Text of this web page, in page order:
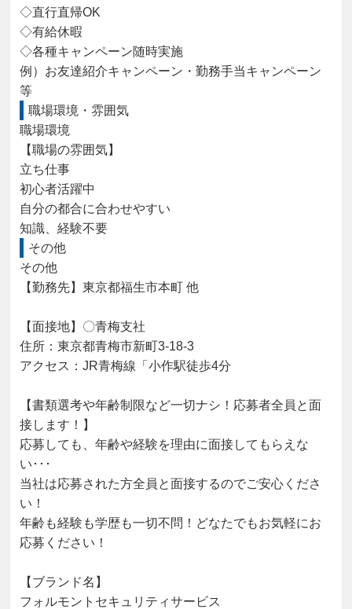
◇直行直帰OK
◇有給休暇
◇各種キャンペーン随時実施
例）お友達紹介キャンペーン・勤務手当キャンペーン
等
職場環境・雰囲気
職場環境
【職場の雰囲気】
立ち仕事
初心者活躍中
自分の都合に合わせやすい
知識、経験不要
その他
その他
【勤務先】東京都福生市本町 他
【面接地】〇青梅支社
住所：東京都青梅市新町3-18-3
アクセス：JR青梅線「小作駅徒歩4分
【書類選考や年齢制限など一切ナシ！応募者全員と面
接します！】
応募しても、年齢や経験を理由に面接してもらえな
い･･･
当社は応募された方全員と面接するのでご安心くださ
い！
年齢も経験も学歴も一切不問！どなたでもお気軽にお
応募ください！
【ブランド名】
フォルモントセキュリティサービス